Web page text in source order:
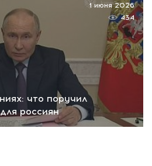
что поручил
россиян
1 июня 2026
434